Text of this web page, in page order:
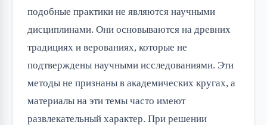
подобные практики не являются научными
дисциплинами. Они основываются на древних
традициях и верованиях, которые не
подтверждены научными исследованиями. Эти
методы не признаны в академических кругах, а
материалы на эти темы часто имеют
развлекательный характер. При решении